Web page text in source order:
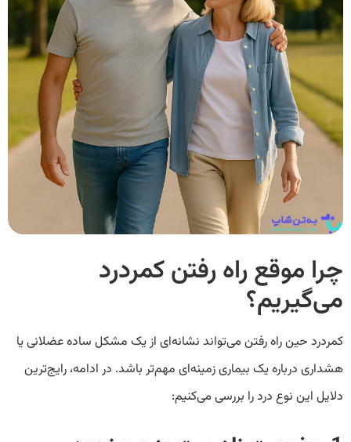
چرا موقع راه رفتن کمردرد
می‌گیریم؟
کمردرد حین راه رفتن می‌تواند نشانه‌ای از یک مشکل ساده عضلانی یا
هشداری درباره یک بیماری زمینه‌ای مهم‌تر باشد. در ادامه، رایج‌ترین
دلایل این نوع درد را بررسی می‌کنیم: